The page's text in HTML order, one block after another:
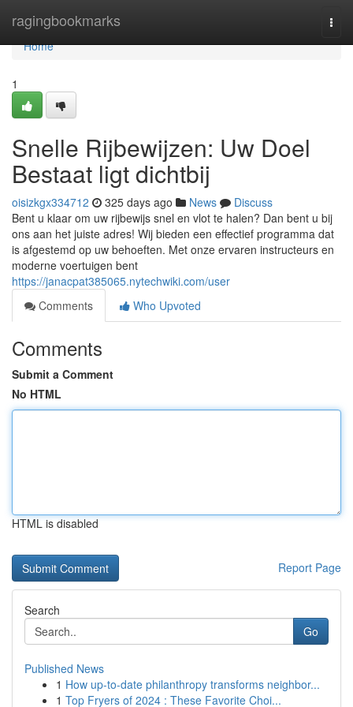
ragingbookmarks
Home
Home
1
Snelle Rijbewijzen: Uw Doel
Bestaat ligt dichtbij
oisizkgx334712 325 days ago News
Discuss
Bent u klaar om uw rijbewijs snel en vlot te halen? Dan bent u bij
ons aan het juiste adres! Wij bieden een effectief programma dat
is afgestemd op uw behoeften. Met onze ervaren instructeurs en
moderne voertuigen bent
https://janacpat385065.nytechwiki.com/user
Comments
Who Upvoted
Comments
Submit a Comment
No HTML
HTML is disabled
Report Page
Search
Go
Published News
1 How up-to-date philanthropy transforms neighbor...
1 Top Fryers of 2024 : These Favorite Choi...